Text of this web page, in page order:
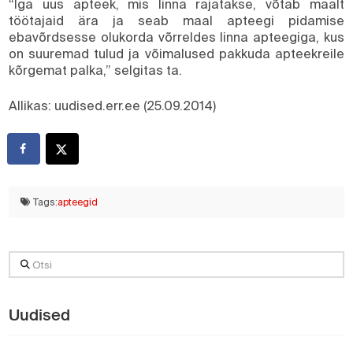
“Iga uus apteek, mis linna rajatakse, võtab maalt
töötajaid ära ja seab maal apteegi pidamise
ebavõrdsesse olukorda võrreldes linna apteegiga, kus
on suuremad tulud ja võimalused pakkuda apteekreile
kõrgemat palka,” selgitas ta.
Allikas: uudised.err.ee (25.09.2014)
Tags:apteegid
Otsi
Uudised